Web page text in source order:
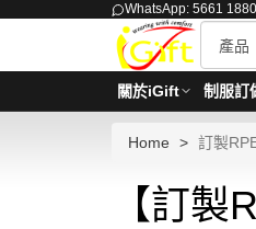
WhatsApp: 5661 1880
關於iGift 制服訂
Home 訂製
【訂